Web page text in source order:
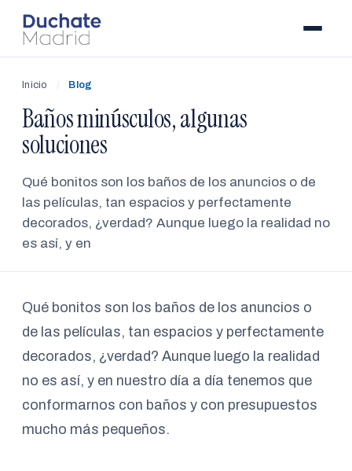
Inicio / Blog
Baños minúsculos, algunas
soluciones
Qué bonitos son los baños de los anuncios o de
las películas, tan espacios y perfectamente
decorados, ¿verdad? Aunque luego la realidad no
es así, y en
Qué bonitos son los baños de los anuncios o
de las películas, tan espacios y perfectamente
decorados, ¿verdad? Aunque luego la realidad
no es así, y en nuestro día a día tenemos que
conformarnos con baños y con presupuestos
mucho más pequeños.